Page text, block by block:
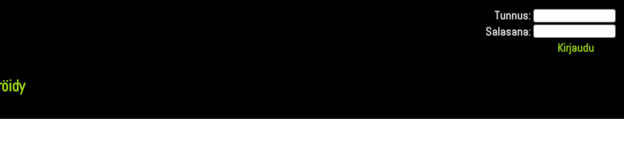
Tunnus:
Salasana: